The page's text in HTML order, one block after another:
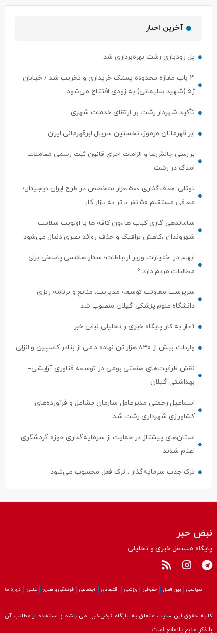
آخرین اخبار
پل رودباری رشت بهره‌برداری شد
۳ باب مغازه محدوده پستک خریداری و تخریب شد / خیابان
ژ۵ (شهید سلیمانی) به زودی افتتاح می‌شود
تأکید شهردار رشت بر ارتقای خدمات شهری
ابر قهرمانان مرموز، نخستین سریال ابرقهرمانی ایران
بررسی چالش‌ها و الزامات اجرای قانون ثبت رسمی معاملات
املاک در رشت
توکلی: هدف‌گذاری ۵۰۰ هزار متخصص در طرح ایران دیجیتال؛
معرفی مستقیم ۵۰ نفر برتر به بازار کار
ساماندهی گاری کباب ها ،ون کافه ها با اولویت سلامت
شهروندان ،کاهش ترافیک و حذف زوائد بصری دنبال می‌شود
ابهام در اختیارات وزیر ارتباطات؛ ستار هاشمی پاسخی برای
مطالبات مردم دارد ؟
سرپرست معاونت توسعه مدیریت، منابع و برنامه ریزی
دانشگاه علوم پزشکی گیلان منصوب شد
آغاز به کار پایگاه خبری و تحلیلی نبض خبر
واردات بیش از ۸۴۰ هزار تن نهاده دامی از بنادر كاسپین و انزلی
نقش ظرفیت‌های صنعتی بومی در توسعه فناوری آرایشی–
بهداشتی گیلان
اسماعیل رحمتی مدیرعامل سازمان مشاغل و فرآورده‌های
کشاورزی شهرداری رشت شد
استان‌های پیشتاز در حمایت از سرمایه‌گذاری حوزه گردشگری
اعلام شدند
ترک جذب سرمایه‌گذار ، ترک فعل محسوب می‌شود
نبض خبر
پایگاه مستقل خبری و تحلیلی
سیاسی بین الملل حقوقی ورزشی اقتصادی اجتماعی فرهنگی و هنری علمی درباره ما
کلیه حقوق این سایت متعلق به پایگاه نبض‌خبر می باشد و استفاده از مطالب آن
با ذکر منبع بلامانع است.